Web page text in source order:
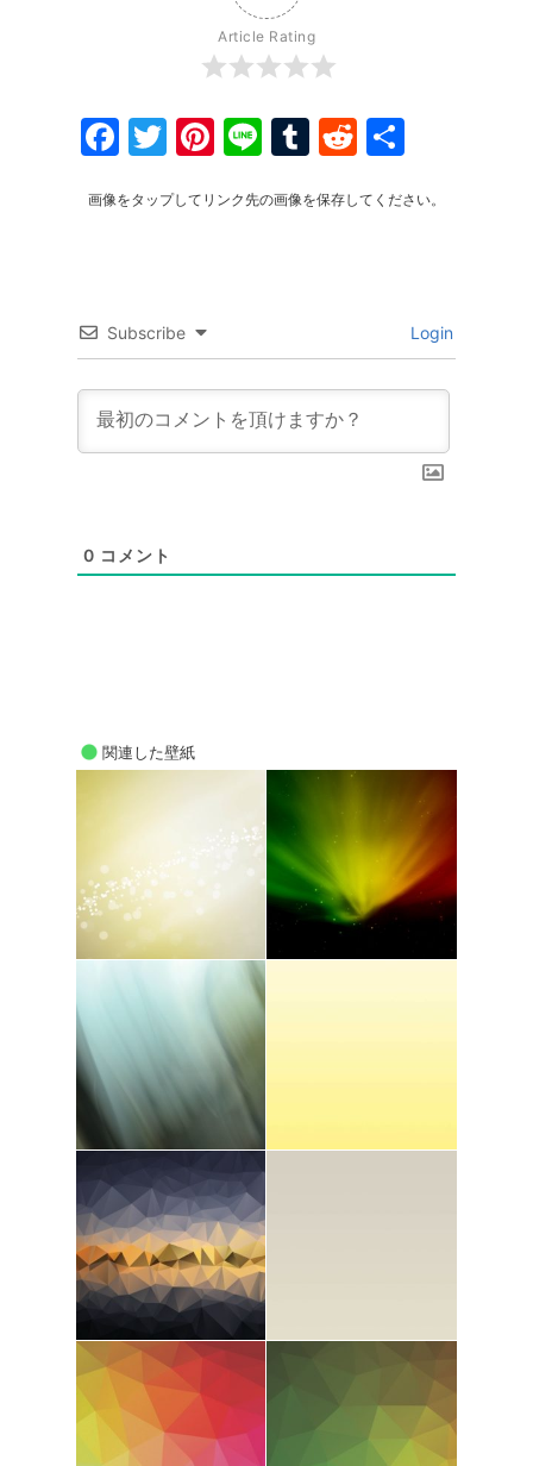
Article Rating
Facebook
Twitter
Pinterest
LineTumblr
Reddit
画像をタップしてリンク先の画像を保存してください。
Subscribe Login
0 コメント
関連した壁紙